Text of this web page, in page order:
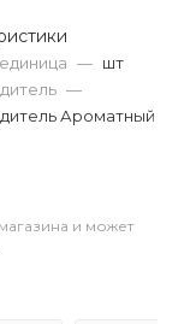
— шт
—
Ароматный
и может